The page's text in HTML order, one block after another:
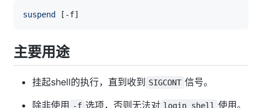
suspend [ -f]
主要用途
挂起shell的执行，直到收到 SIGCONT 信号。
除非使用 -f 选项，否则无法对 login shell 使用。